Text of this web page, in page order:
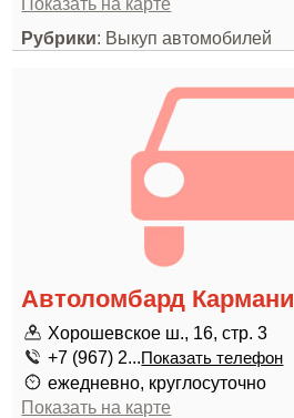
Рубрики: Выкуп автомобилей
Автоломбард Кармани
Хорошевское ш., 16, стр. 3
+7 (967) 2...Показать телефон
ежедневно, круглосуточно
Показать на карте